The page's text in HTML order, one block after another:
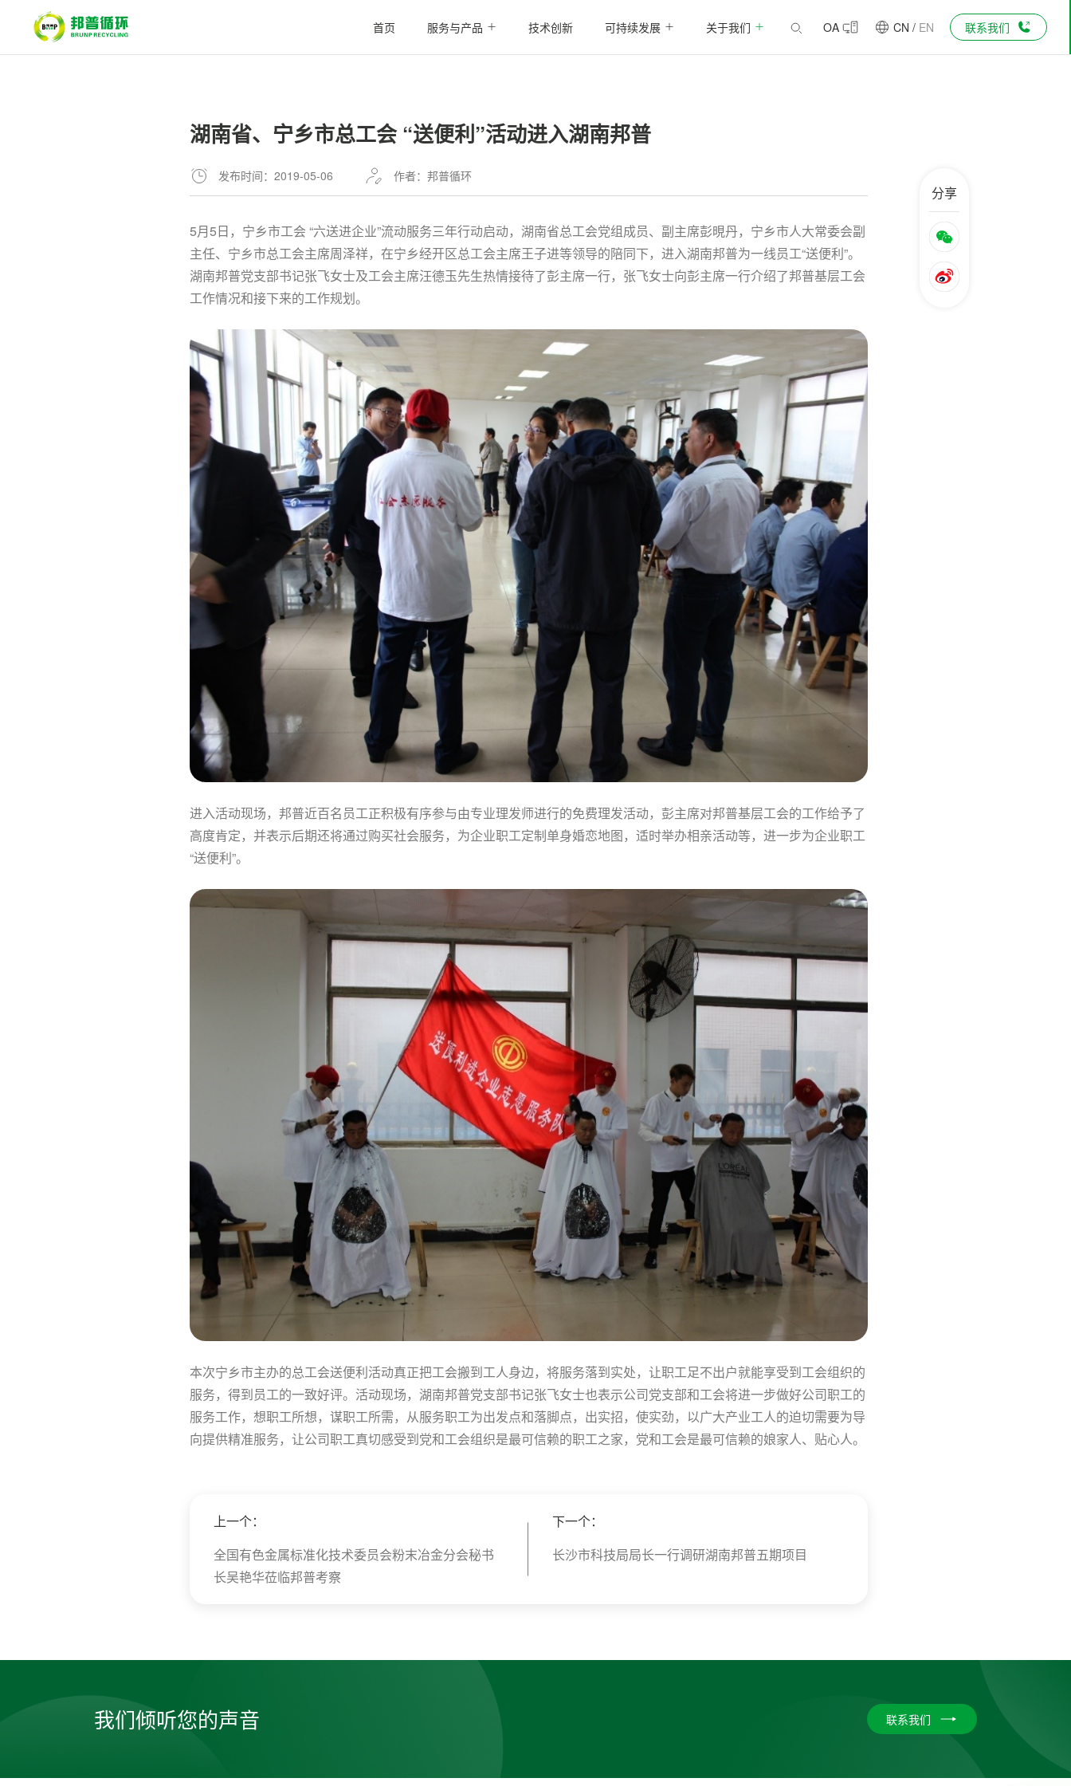
首页 服务与产品 技术创新 可持续发展 关于我们 OA CN / EN 联系我们
湖南省、宁乡市总工会 “送便利”活动进入湖南邦普
发布时间：2019-05-06 作者：邦普循环
5月5日，宁乡市工会 “六送进企业”流动服务三年行动启动，湖南省总工会党组成员、副主席彭晛丹，宁乡市人大常委会副
主任、宁乡市总工会主席周泽祥，在宁乡经开区总工会主席王子进等领导的陪同下，进入湖南邦普为一线员工“送便利”。
湖南邦普党支部书记张飞女士及工会主席汪德玉先生热情接待了彭主席一行，张飞女士向彭主席一行介绍了邦普基层工会
工作情况和接下来的工作规划。
进入活动现场，邦普近百名员工正积极有序参与由专业理发师进行的免费理发活动，彭主席对邦普基层工会的工作给予了
高度肯定，并表示后期还将通过购买社会服务，为企业职工定制单身婚恋地图，适时举办相亲活动等，进一步为企业职工
“送便利”。
本次宁乡市主办的总工会送便利活动真正把工会搬到工人身边，将服务落到实处，让职工足不出户就能享受到工会组织的
服务，得到员工的一致好评。活动现场，湖南邦普党支部书记张飞女士也表示公司党支部和工会将进一步做好公司职工的
服务工作，想职工所想，谋职工所需，从服务职工为出发点和落脚点，出实招，使实劲，以广大产业工人的迫切需要为导
向提供精准服务，让公司职工真切感受到党和工会组织是最可信赖的职工之家，党和工会是最可信赖的娘家人、贴心人。
上一个：
全国有色金属标准化技术委员会粉末冶金分会秘书
长吴艳华莅临邦普考察
下一个：
长沙市科技局局长一行调研湖南邦普五期项目
分享
我们倾听您的声音 联系我们